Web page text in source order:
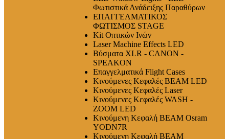
Φωτιστικά Ανάδειξης Παραθύρων
ΕΠΑΓΓΕΛΜΑΤΙΚΟΣ
ΦΩΤΙΣΜΟΣ STAGE
Kit Οπτικών Ινών
Laser Machine Effects LED
Βύσματα XLR - CANON -
SPEAKON
Επαγγελματικά Flight Cases
Κινούμενες Κεφαλές BEAM LED
Κινούμενες Κεφαλές Laser
Κινούμενες Κεφαλές WASH -
ZOOM LED
Κινούμενη Κεφαλή BEAM Osram
YODN7R
Κινούμενη Κεφαλή BEAM